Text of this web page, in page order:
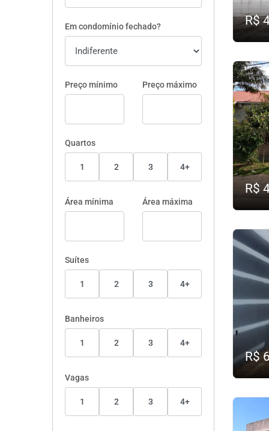
Em condomínio fechado?
Preço mínimo Preço máximo
Quartos
1 2 3 4+
Área mínima Área máxima
Suítes
1 2 3 4+
Banheiros
1 2 3 4+
Vagas
1 2 3 4+
R$
R$
R$